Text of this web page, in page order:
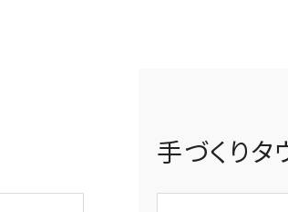
手づくり